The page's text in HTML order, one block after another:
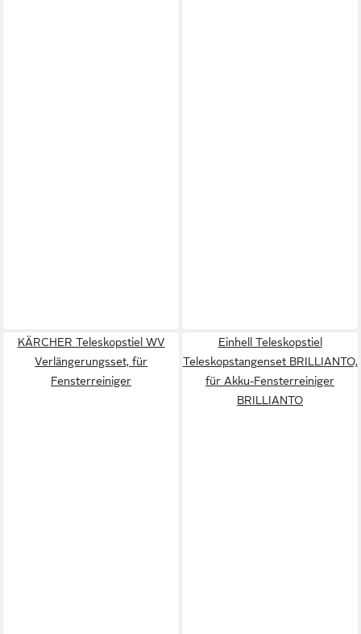
KÄRCHER Teleskopstiel WV
Verlängerungsset, für
Fensterreiniger
Einhell Teleskopstiel
Teleskopstangenset BRILLIANTO,
für Akku-Fensterreiniger
BRILLIANTO